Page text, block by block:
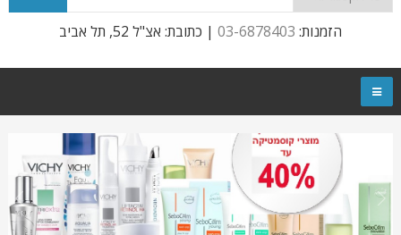
הזמנות: 03-6878403 | כתובת: אצ"ל 52, תל אביב